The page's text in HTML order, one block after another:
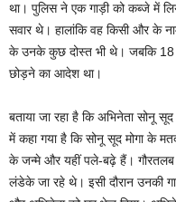
था। पुलिस ने एक गाड़ी को कब्जे में
सवार थे। हालांकि वह किसी और के
के उनके कुछ दोस्त भी थे। जबकि 18
छोड़ने का आदेश था।
बताया जा रहा है कि अभिनेता सोनू
में कहा गया है कि सोनू सूद मोगा के
के जन्मे और यहीं पले-बढ़े हैं। गौरतलब
लंडेके जा रहे थे। इसी दौरान उनकी